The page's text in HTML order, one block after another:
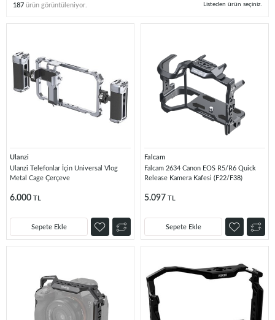
187 ürün görüntüleniyor. Listeden ürün seçiniz.
Ulanzi
Ulanzi Telefonlar İçin Universal Vlog
Metal Cage Çerçeve
6.000 TL
Sepete Ekle
Falcam
Falcam 2634 Canon EOS R5/R6 Quick
Release Kamera Kafesi (F22/F38)
5.097 TL
Sepete Ekle